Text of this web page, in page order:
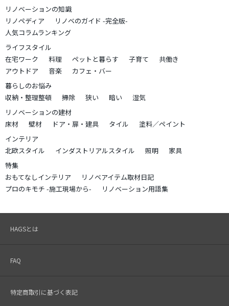
リノベーションの知識
リノペディア
リノベのガイド -完全版-
人気コラムランキング
ライフスタイル
在宅ワーク
料理 ペットと暮らす 子育て
共働き
アウトドア
音楽
カフェ・バー
暮らしのお悩み
収納・整理整頓
掃除 狭い 暗い
湿気
リノベーションの建材
床材
壁材 ドア・扉・建具 タイル
塗料／ペイント
インテリア
北欧スタイル
インダストリアルスタイル 照明
家具
特集
おもてなしインテリア
リノベアイテム取材日記
プロのキモチ -施工現場から-
リノベーション用語集
HAGSとは
FAQ
特定商取引に基づく表記